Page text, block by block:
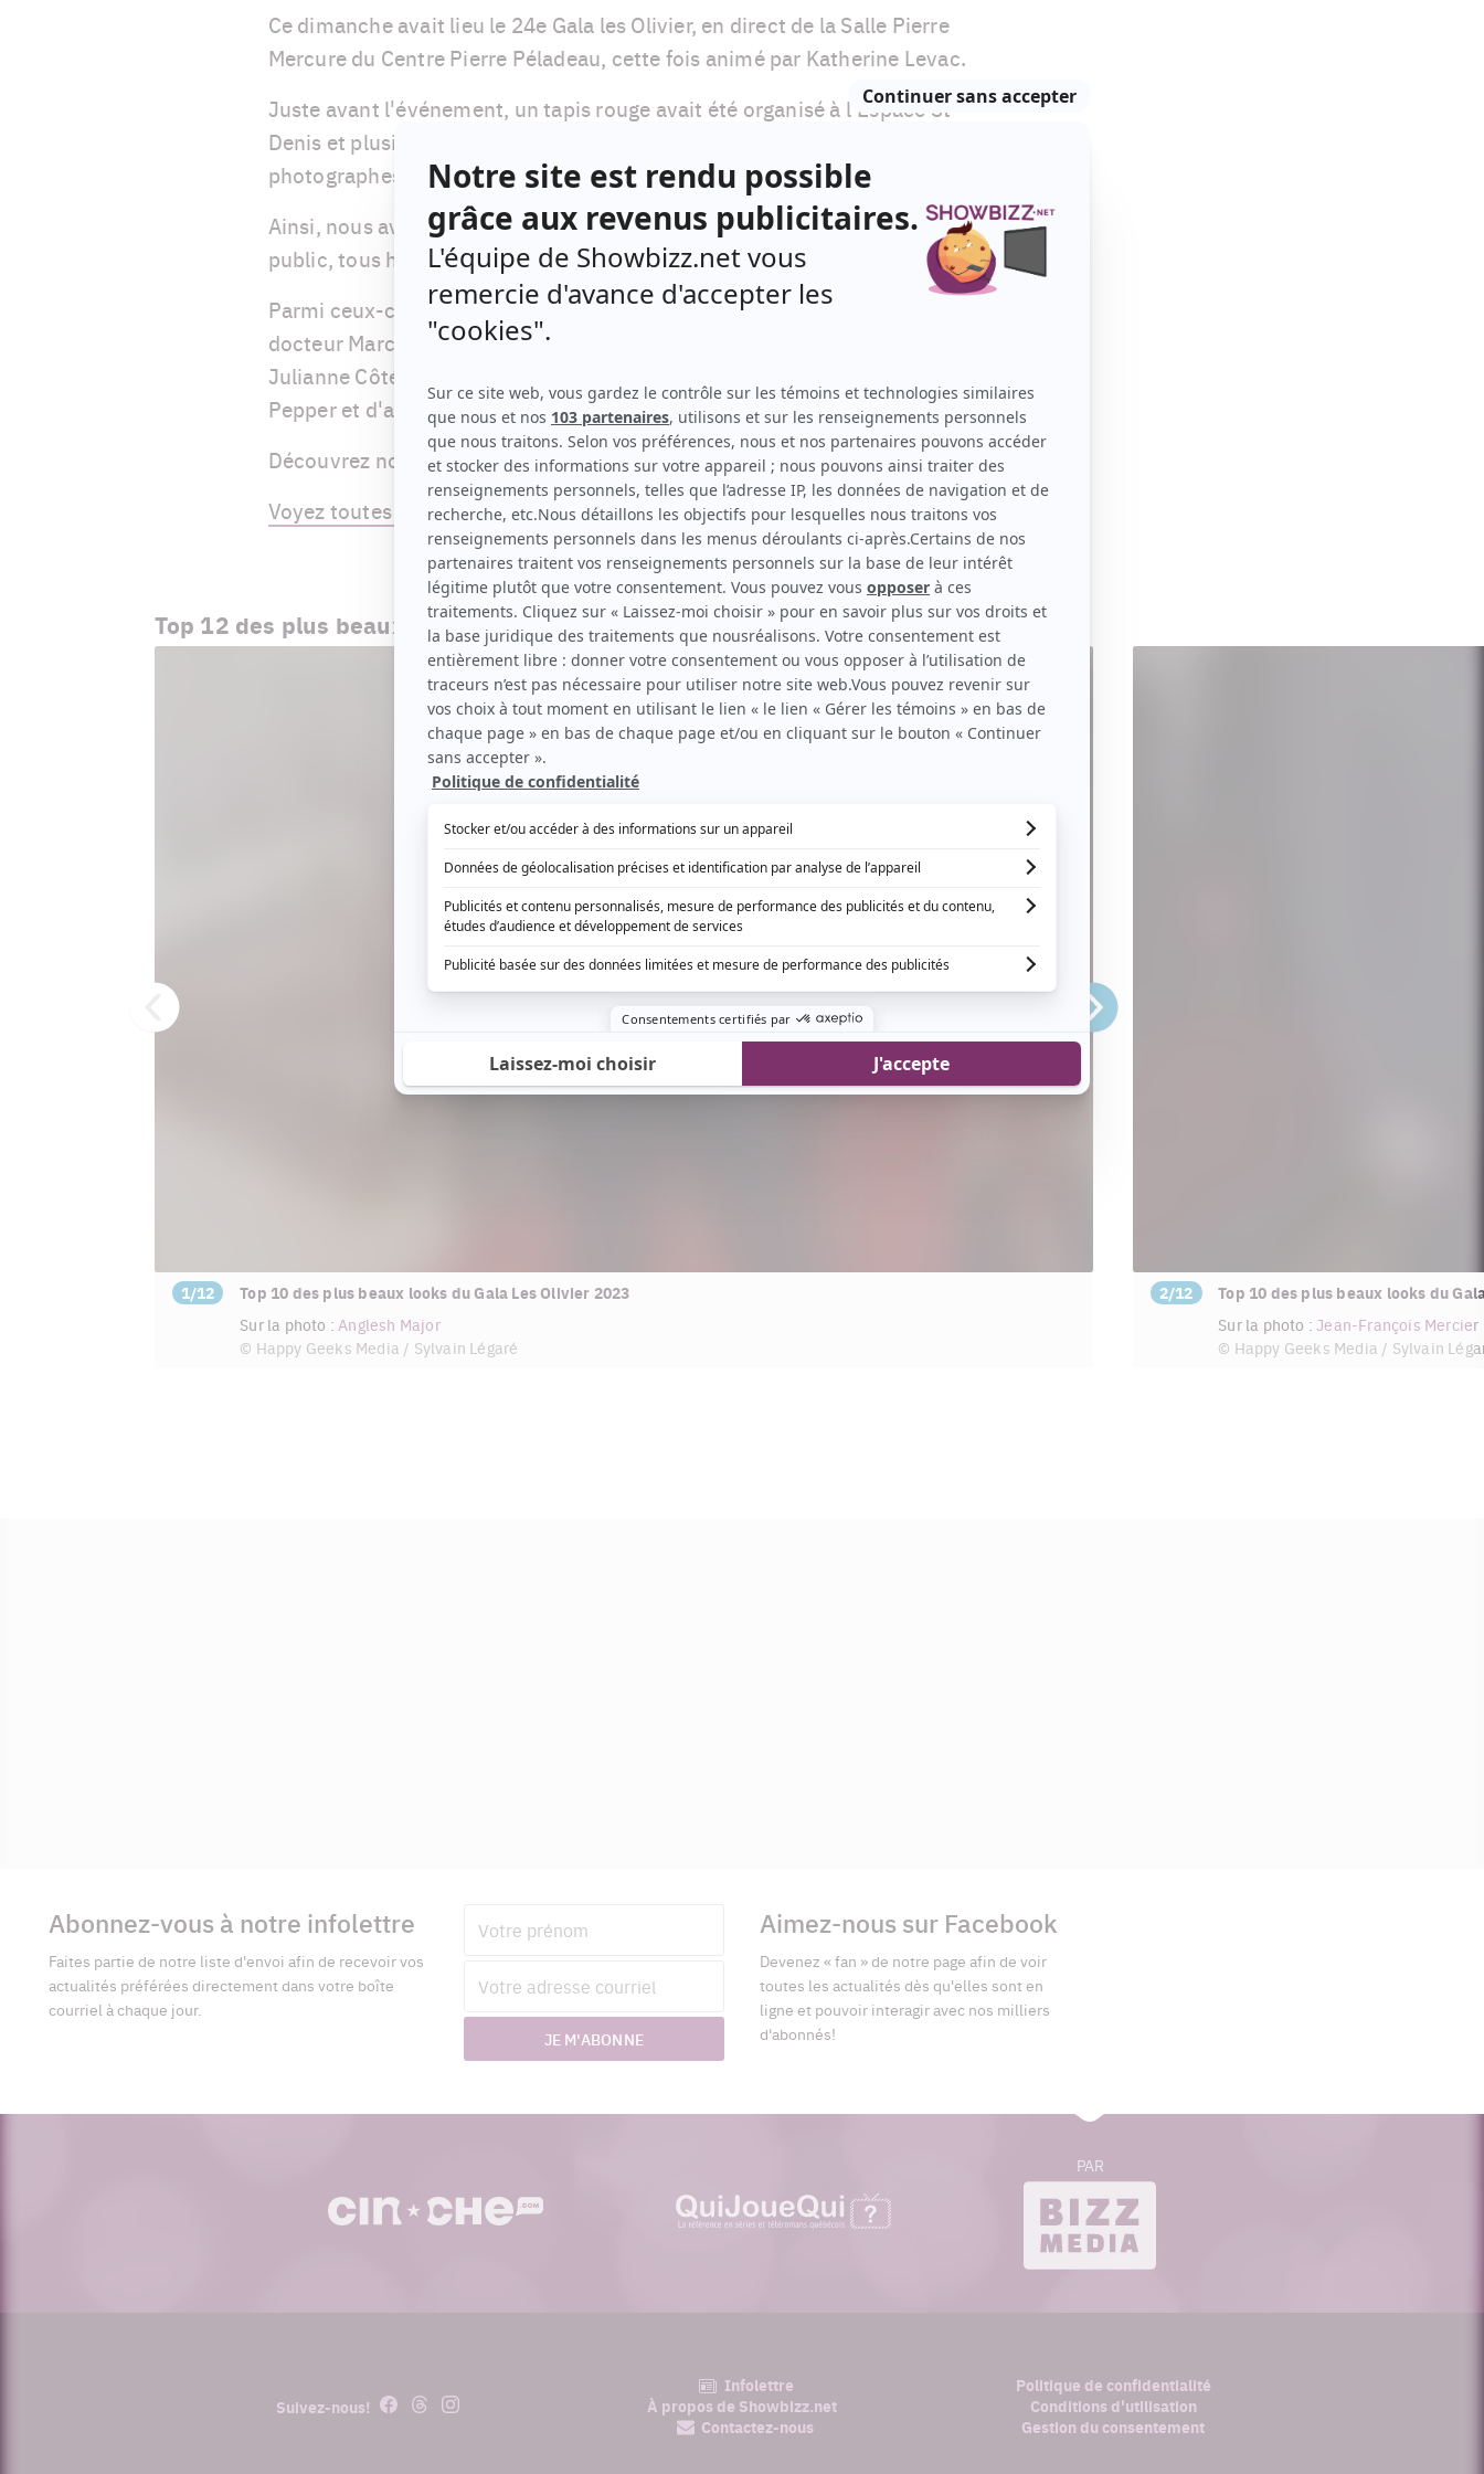
Ce dimanche avait lieu le 24e Gala les Olivier, en direct de la Salle Pierre
Mercure du Centre Pierre Péladeau, cette fois animé par Katherine Levac.
Juste avant l'événement, un tapis rouge avait été organisé à l'Espace St-
Denis et plusieurs nommé.e.s et invité.e.s ont défilé pour les
photographes.
Ainsi, nous avons pu croiser plusieurs artistes très appréciés du grand
public, tous habillés de leurs plus beaux atours.
Parmi ceux-ci, nous pouvons nommer Anglesh Major, le très élégant
docteur Marc-Olivier Morin de STAT, Virginie Fortin, Rosalie Vaillancourt,
Julianne Côté, Ève Côté, Cathy Gauthier, Richardson Zéphir, Matthieu
Pepper et d'autres.
Découvrez nos douze looks préférés de la soirée ci-dessous.
Voyez toutes nos photos du tapis rouge ici.
Top 12 des plus beaux looks du Gala Les Olivier 2023
1/12
Top 10 des plus beaux looks du Gala Les Olivier 2023
Sur la photo : Anglesh Major
© Happy Geeks Media / Sylvain Légaré
2/12
Top 10 des plus beaux looks du
Sur la photo :Jean-François Mercier
© Happy Geeks Media / Sylvain
Précédent Suivant
complémentaires
Abonnez-vous à notre infolettre
Faites partie de notre liste d'envoi afin de recevoir vos
actualités préférées directement dans votre boîte
courriel à chaque jour.
courriel
JE M'ABONNE
Aimez-nous sur Facebook
Devenez « fan » de notre page afin de voir
toutes les actualités dès qu'elles sont en
ligne et pouvoir interagir avec nos milliers
d'abonnés!
cinoche.com
quijouequi.com
bizzmedia.ca
PAR
Suivez-nous! FacebookThreadsInstagram
Infolettre
À propos de Showbizz.net
Contactez-nous
Politique de confidentialité
Conditions d'utilisation
Gestion du consentement